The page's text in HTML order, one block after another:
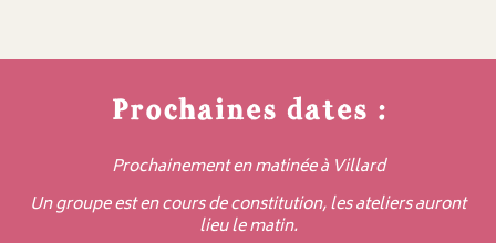
Prochaines dates :
Prochainement en matinée à Villard
Un groupe est en cours de constitution, les ateliers auront
lieu le matin.